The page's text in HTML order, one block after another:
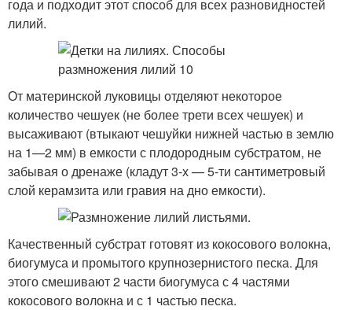
года и подходит этот способ для всех разновидностей
лилий.
От материнской луковицы отделяют некоторое
количество чешуек (не более трети всех чешуек) и
высаживают (втыкают чешуйки нижней частью в землю
на 1—2 мм) в емкости с плодородным субстратом, не
забывая о дренаже (кладут 3-х — 5-ти сантиметровый
слой керамзита или гравия на дно емкости).
Качественный субстрат готовят из кокосового волокна,
биогумуса и промытого крупнозернистого песка. Для
этого смешивают 2 части биогумуса с 4 частями
кокосового волокна и с 1 частью песка.